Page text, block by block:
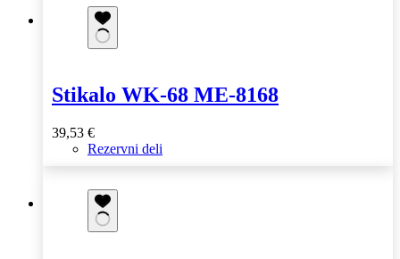
Stikalo WK-68 ME-8168
39,53 €
Rezervni deli